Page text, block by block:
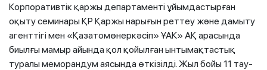
Корпоративтік қаржы департаменті ұйымдастырған
оқыту семинары ҚР Қаржы нарығын реттеу және дамыту
агенттігі мен «Қазатомөнеркәсіп» ҰАК» АҚ арасында
биылғы мамыр айында қол қойылған ынтымақтастық
туралы меморандум аясында өткізілді. Жыл бойы 11 тау-